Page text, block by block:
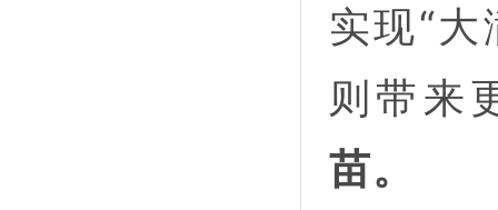
实现“
则带来
苗。